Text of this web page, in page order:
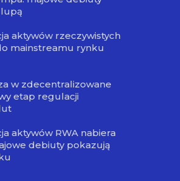
aktywów rzeczywistych
mainstreamu rynku
w zdecentralizowane
etap regulacji
aktywów RWA nabiera
debiuty pokazują